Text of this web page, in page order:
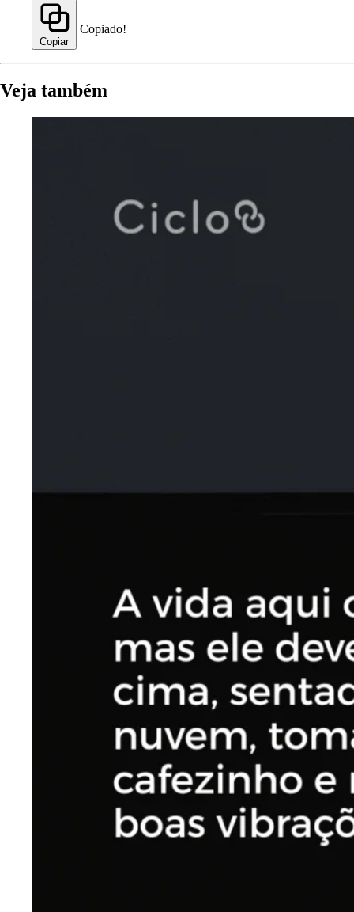
Copiar
Copiado!
Veja também